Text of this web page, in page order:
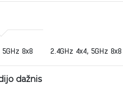
5GHz 8x8 2.4GHz 4x4, 5GHz 8x8
dažnis